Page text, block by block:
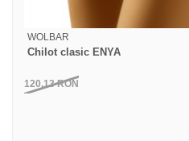
WOLBAR
Chilot clasic ENYA
120,13RON